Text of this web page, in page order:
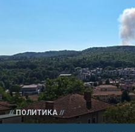
ПОЛИТИКА